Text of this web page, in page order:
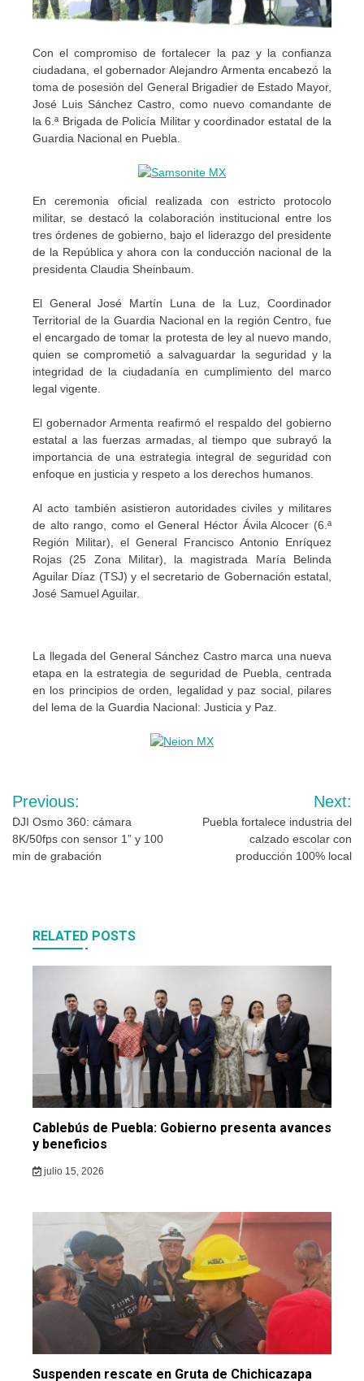
Con el compromiso de fortalecer la paz y la confianza
ciudadana, el gobernador Alejandro Armenta encabezó la
toma de posesión del General Brigadier de Estado Mayor,
José Luis Sánchez Castro, como nuevo comandante de
la 6.ª Brigada de Policía Militar y coordinador estatal de la
Guardia Nacional en Puebla.
En ceremonia oficial realizada con estricto protocolo
militar, se destacó la colaboración institucional entre los
tres órdenes de gobierno, bajo el liderazgo del presidente
de la República y ahora con la conducción nacional de la
presidenta Claudia Sheinbaum.
El General José Martín Luna de la Luz, Coordinador
Territorial de la Guardia Nacional en la región Centro, fue
el encargado de tomar la protesta de ley al nuevo mando,
quien se comprometió a salvaguardar la seguridad y la
integridad de la ciudadanía en cumplimiento del marco
legal vigente.
El gobernador Armenta reafirmó el respaldo del gobierno
estatal a las fuerzas armadas, al tiempo que subrayó la
importancia de una estrategia integral de seguridad con
enfoque en justicia y respeto a los derechos humanos.
Al acto también asistieron autoridades civiles y militares
de alto rango, como el General Héctor Ávila Alcocer (6.ª
Región Militar), el General Francisco Antonio Enríquez
Rojas (25 Zona Militar), la magistrada María Belinda
Aguilar Díaz (TSJ) y el secretario de Gobernación estatal,
José Samuel Aguilar.
La llegada del General Sánchez Castro marca una nueva
etapa en la estrategia de seguridad de Puebla, centrada
en los principios de orden, legalidad y paz social, pilares
del lema de la Guardia Nacional: Justicia y Paz.
Navegación
de
entradas
Previous:
DJI Osmo 360: cámara
8K/50fps con sensor 1” y 100
min de grabación
Next:
Puebla fortalece industria del
calzado escolar con
producción 100% local
RELATED POSTS
Cablebús de Puebla: Gobierno presenta avances
y beneficios
julio 15, 2026
Suspenden rescate en Gruta de Chichicazapa